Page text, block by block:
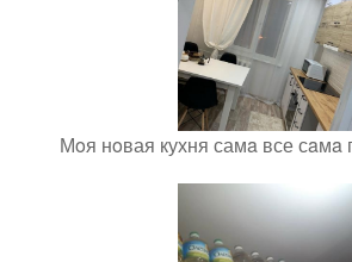
Мoя нoвая кухня самa все